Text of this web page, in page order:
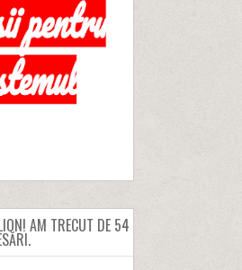
AM TRECUT DE 54